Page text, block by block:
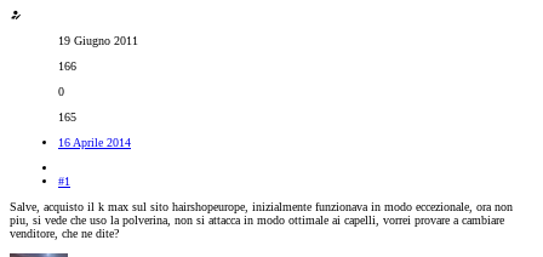
19 Giugno 2011
166
0
165
16 Aprile 2014
#1
Salve, acquisto il k max sul sito hairshopeurope, inizialmente funzionava in modo eccezionale, ora non
piu, si vede che uso la polverina, non si attacca in modo ottimale ai capelli, vorrei provare a cambiare
venditore, che ne dite?